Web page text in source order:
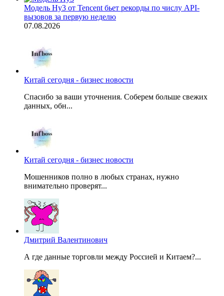
Модель Hy3 от Tencent бьет рекорды по числу API-
вызовов за первую неделю
07.08.2026
Китай сегодня - бизнес новости
Спасибо за ваши уточнения. Соберем больше свежих
данных, обн...
Китай сегодня - бизнес новости
Мошенников полно в любых странах, нужно
внимательно проверят...
Дмитрий Валентинович
А где данные торговли между Россией и Китаем?...